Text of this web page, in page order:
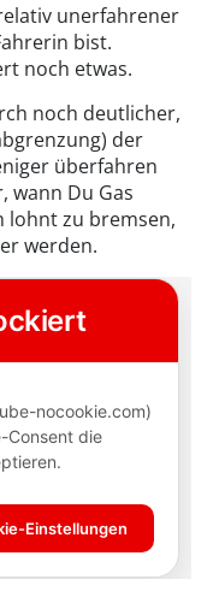
unerfahrener
bist.
noch etwas.
noch deutlicher,
der
überfahren
wann Du Gas
lohnt zu bremsen,
werden.